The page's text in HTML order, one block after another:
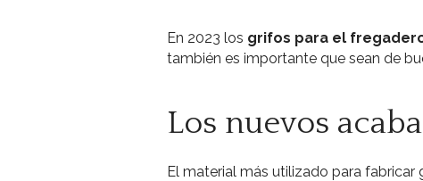
En 2023 los grifos para el
también es importante que sean de
Los nuevos
El material más utilizado para fabricar